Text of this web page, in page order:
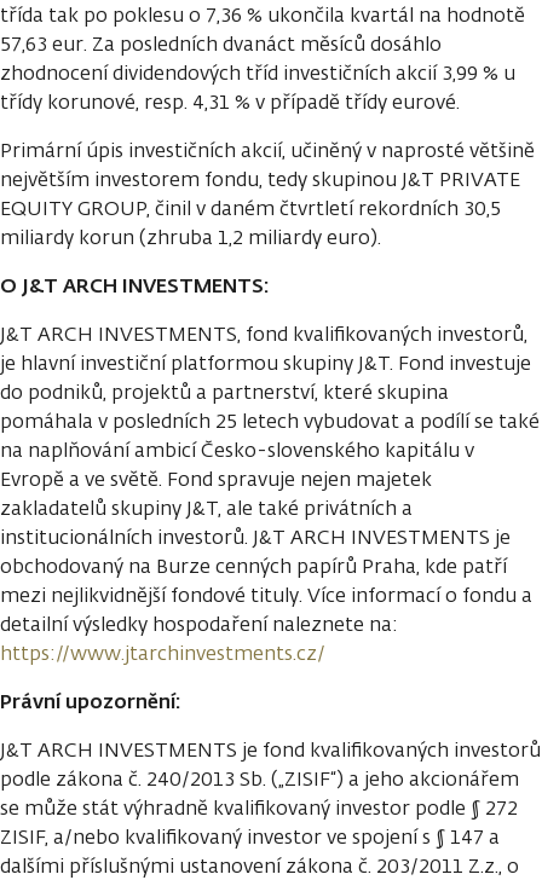
třída tak po poklesu o 7,36 % ukončila kvartál na hodnotě
57,63 eur. Za posledních dvanáct měsíců dosáhlo
zhodnocení dividendových tříd investičních akcií 3,99 % u
třídy korunové, resp. 4,31 % v případě třídy eurové.
Primární úpis investičních akcií, učiněný v naprosté většině
největším investorem fondu, tedy skupinou J&T PRIVATE
EQUITY GROUP, činil v daném čtvrtletí rekordních 30,5
miliardy korun (zhruba 1,2 miliardy euro).
O J&T ARCH INVESTMENTS:
J&T ARCH INVESTMENTS, fond kvalifikovaných investorů,
je hlavní investiční platformou skupiny J&T. Fond investuje
do podniků, projektů a partnerství, které skupina
pomáhala v posledních 25 letech vybudovat a podílí se také
na naplňování ambicí Česko-slovenského kapitálu v
Evropě a ve světě. Fond spravuje nejen majetek
zakladatelů skupiny J&T, ale také privátních a
institucionálních investorů. J&T ARCH INVESTMENTS je
obchodovaný na Burze cenných papírů Praha, kde patří
mezi nejlikvidnější fondové tituly. Více informací o fondu a
detailní výsledky hospodaření naleznete na:
https://www.jtarchinvestments.cz/
Právní upozornění:
J&T ARCH INVESTMENTS je fond kvalifikovaných investorů
podle zákona č. 240/2013 Sb. („ZISIF“) a jeho akcionářem
se může stát výhradně kvalifikovaný investor podle § 272
ZISIF, a/nebo kvalifikovaný investor ve spojení s § 147 a
dalšími příslušnými ustanovení zákona č. 203/2011 Z.z., o